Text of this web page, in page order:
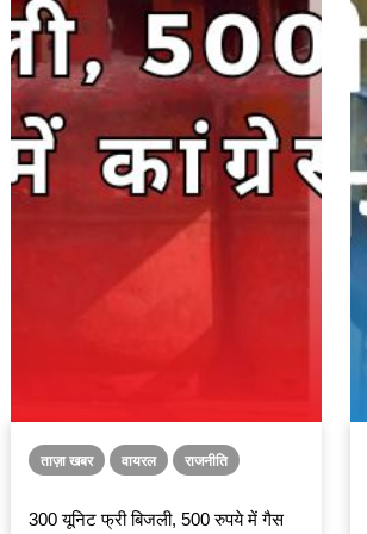
ताज़ा खबर वायरल राजनीति
300 यूनिट फ्री बिजली, 500 रुपये में गैस